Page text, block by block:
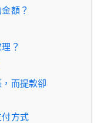
額？
？
而提款卻
方式